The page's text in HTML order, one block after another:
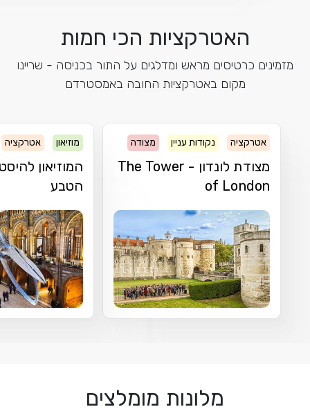
האטרקציות הכי חמות
מזמינים כרטיסים מראש ומדלגים על התור בכניסה - שריינו
מקום באטרקציות החובה באמסטרדם
אטרקציה נקודות עניין מצודה
מצודת לונדון - The Tower
of London
מוזיאון אטרקציה
המוזיאון
הטבע
מלונות מומלצים